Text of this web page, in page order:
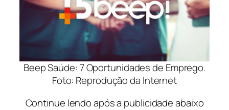
Beep Saúde: 7 Oportunidades de Emprego.
Foto: Reprodução da Internet
Continue lendo após a publicidade abaixo